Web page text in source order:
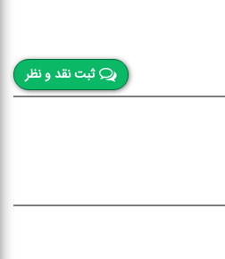
ثبت نقد و نظر